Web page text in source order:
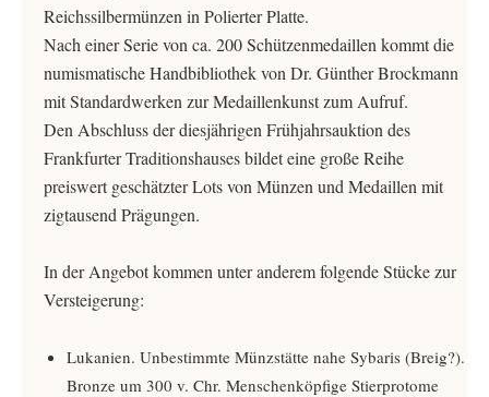
Reichssilbermünzen in Polierter Platte.
Nach einer Serie von ca. 200 Schützenmedaillen kommt die
numismatische Handbibliothek von Dr. Günther Brockmann
mit Standardwerken zur Medaillenkunst zum Aufruf.
Den Abschluss der diesjährigen Frühjahrsauktion des
Frankfurter Traditionshauses bildet eine große Reihe
preiswert geschätzter Lots von Münzen und Medaillen mit
zigtausend Prägungen.
In der Angebot kommen unter anderem folgende Stücke zur
Versteigerung:
Lukanien. Unbestimmte Münzstätte nahe Sybaris (Breig?).
Bronze um 300 v. Chr. Menschenköpfige Stierprotome